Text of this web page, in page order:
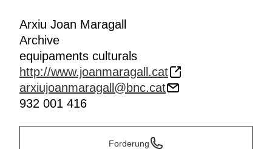
Arxiu Joan Maragall
Archive
equipaments culturals
http://www.joanmaragall.cat
arxiujoanmaragall@bnc.cat
932 001 416
Forderung